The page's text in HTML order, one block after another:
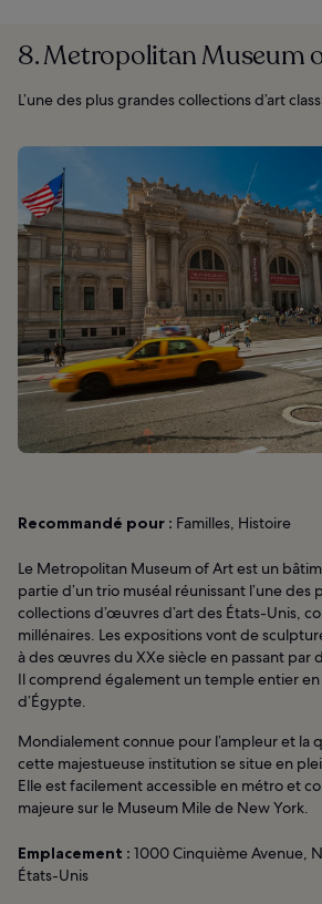
8. Metropolitan Museum
L’une des plus grandes collections d’art
Recommandé pour : Familles, Histoire
Le Metropolitan Museum of Art est un
partie d’un trio muséal réunissant l’une des
collections d’œuvres d’art des États-Unis,
millénaires. Les expositions vont de
à des œuvres du XXe siècle en passant par
Il comprend également un temple entier
d’Égypte.
Mondialement connue pour l’ampleur et la
cette majestueuse institution se situe en
Elle est facilement accessible en métro et
majeure sur le Museum Mile de New York.
Emplacement : 1000 Cinquième Avenue,
États-Unis